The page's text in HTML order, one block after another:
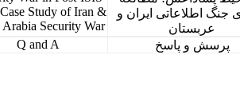
era; a Case Study of Iran &
Saudi Arabia Security War
Q and A
16:50-17